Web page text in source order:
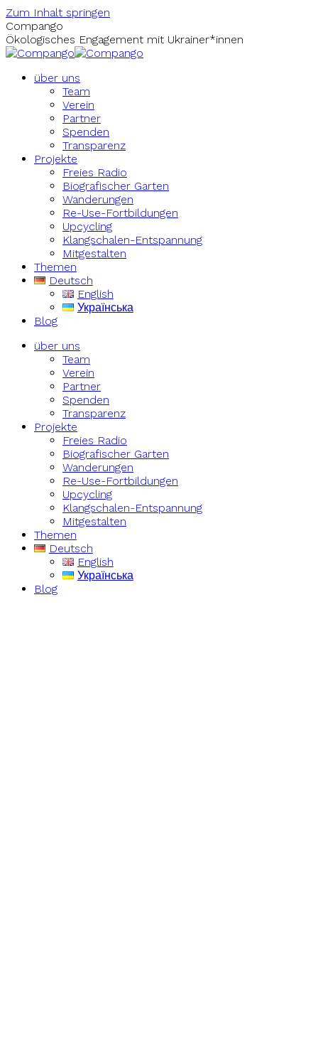
Zum Inhalt springen
Compango
Ökologisches Engagement mit Ukrainer*innen
über uns
Team
Verein
Partner
Spenden
Transparenz
Projekte
Freies Radio
Biografischer Garten
Wanderungen
Re-Use-Fortbildungen
Upcycling
Klangschalen-Entspannung
Mitgestalten
Themen
Deutsch
English
Українська
Blog
über uns
Team
Verein
Partner
Spenden
Transparenz
Projekte
Freies Radio
Biografischer Garten
Wanderungen
Re-Use-Fortbildungen
Upcycling
Klangschalen-Entspannung
Mitgestalten
Themen
Deutsch
English
Українська
Blog